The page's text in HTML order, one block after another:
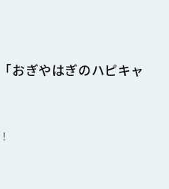
おぎやはぎのハピキャ